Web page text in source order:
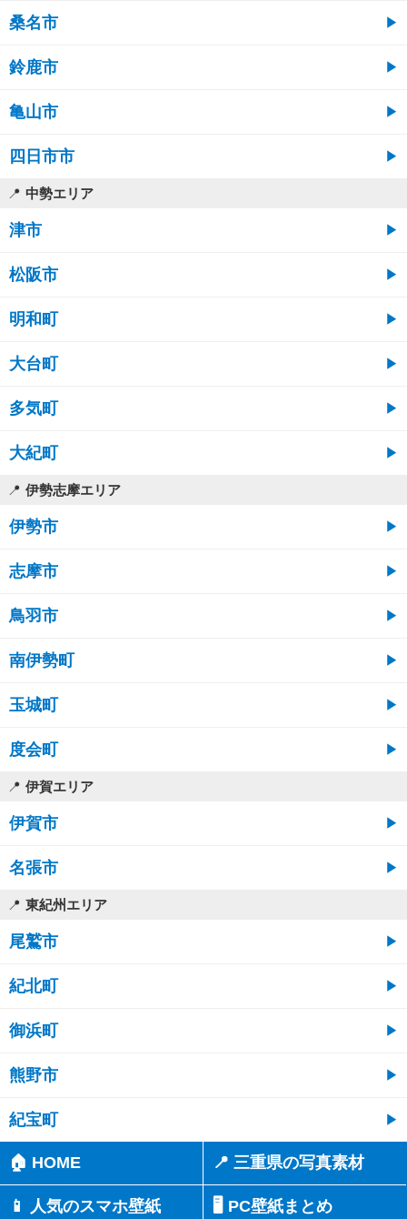
桑名市
鈴鹿市
亀山市
四日市市
中勢エリア
津市
松阪市
明和町
大台町
多気町
大紀町
伊勢志摩エリア
伊勢市
志摩市
鳥羽市
南伊勢町
玉城町
度会町
伊賀エリア
伊賀市
名張市
東紀州エリア
尾鷲市
紀北町
御浜町
熊野市
紀宝町
🏠 HOME 📍 三重県の写真素材
📱 人気のスマホ壁紙 🖥️ PC壁紙まとめ